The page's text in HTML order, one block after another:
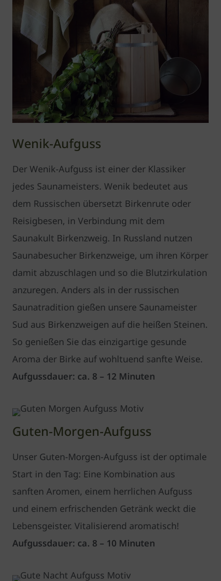
Wenik-Aufguss
Der Wenik-Aufguss ist einer der Klassiker
jedes Saunameisters. Wenik bedeutet aus
dem Russischen übersetzt Birkenrute oder
Reisig­besen, in Verbindung mit dem
Saunakult Birkenzweig. In Russland nutzen
Sauna­besucher Birkenzweige, um ihren Körper
damit abzu­schlagen und so die Blutzirkulation
anzuregen. Anders als in der russischen
Saunatradition gießen unsere Saunameister
Sud aus Birken­zweigen auf die heißen Steinen.
So genießen Sie das einzigartige gesunde
Aroma der Birke auf wohltuend sanfte Weise.
Aufgussdauer: ca. 8 – 12 Minuten
Guten-Morgen-Aufguss
Unser Guten-Morgen-Aufguss ist der optimale
Start in den Tag: Eine Kombination aus
sanften Aromen, einem herrlichen Aufguss
und einem erfrischenden Getränk weckt die
Lebensgeister. Vitalisierend aromatisch!
Aufgussdauer: ca. 8 – 10 Minuten